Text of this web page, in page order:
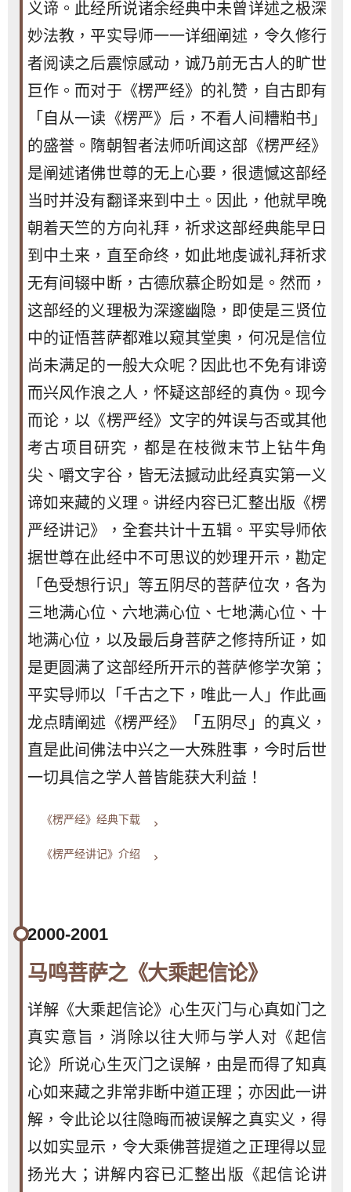
义谛。此经所说诸余经典中未曾详述之极深
妙法教，平实导师一一详细阐述，令久修行
者阅读之后震惊感动，诚乃前无古人的旷世
巨作。而对于《楞严经》的礼赞，自古即有
「自从一读《楞严》后，不看人间糟粕书」
的盛誉。隋朝智者法师听闻这部《楞严经》
是阐述诸佛世尊的无上心要，很遗憾这部经
当时并没有翻译来到中土。因此，他就早晚
朝着天竺的方向礼拜，祈求这部经典能早日
到中土来，直至命终，如此地虔诚礼拜祈求
无有间辍中断，古德欣慕企盼如是。然而，
这部经的义理极为深邃幽隐，即使是三贤位
中的证悟菩萨都难以窥其堂奥，何况是信位
尚未满足的一般大众呢？因此也不免有诽谤
而兴风作浪之人，怀疑这部经的真伪。现今
而论，以《楞严经》文字的舛误与否或其他
考古项目研究，都是在枝微末节上钻牛角
尖、嚼文字谷，皆无法撼动此经真实第一义
谛如来藏的义理。讲经内容已汇整出版《楞
严经讲记》，全套共计十五辑。平实导师依
据世尊在此经中不可思议的妙理开示，勘定
「色受想行识」等五阴尽的菩萨位次，各为
三地满心位、六地满心位、七地满心位、十
地满心位，以及最后身菩萨之修持所证，如
是更圆满了这部经所开示的菩萨修学次第；
平实导师以「千古之下，唯此一人」作此画
龙点睛阐述《楞严经》「五阴尽」的真义，
直是此间佛法中兴之一大殊胜事，今时后世
一切具信之学人普皆能获大利益！
《楞严经》经典下载 keyboard_arrow_right
《楞严经讲记》介绍 keyboard_arrow_right
2000-2001
马鸣菩萨之《大乘起信论》
详解《大乘起信论》心生灭门与心真如门之
真实意旨，消除以往大师与学人对《起信
论》所说心生灭门之误解，由是而得了知真
心如来藏之非常非断中道正理；亦因此一讲
解，令此论以往隐晦而被误解之真实义，得
以如实显示，令大乘佛菩提道之正理得以显
扬光大；讲解内容已汇整出版《起信论讲